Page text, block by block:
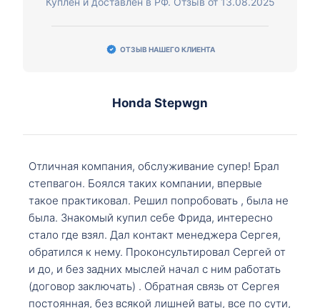
ОТЗЫВ НАШЕГО КЛИЕНТА
Honda Stepwgn
Отличная компания, обслуживание супер! Брал
степвагон. Боялся таких компании, впервые
такое практиковал. Решил попробовать , была не
была. Знакомый купил себе Фрида, интересно
стало где взял. Дал контакт менеджера Сергея,
обратился к нему. Проконсультировал Сергей от
и до, и без задних мыслей начал с ним работать
(договор заключать) . Обратная связь от Сергея
постоянная, без всякой лишней ваты, все по сути,